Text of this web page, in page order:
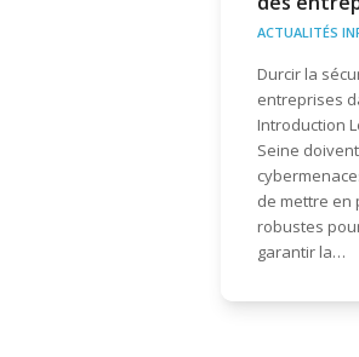
ACTUALITÉS
Durcir la
entreprises
Introduction
Seine
de mettre en
robustes
garantir la…